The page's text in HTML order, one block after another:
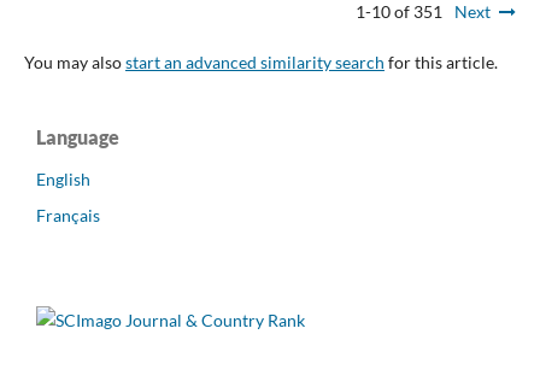
1-10 of 351 Next
You may alsostart an advanced similarity search for this article.
Language
English
Français